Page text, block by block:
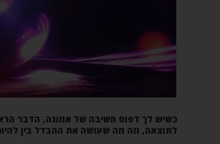
כשיש לך דפוס חשיבה של אמונה, הדבר
לתוצאה, וזה מה שעושה את ההבדל בין